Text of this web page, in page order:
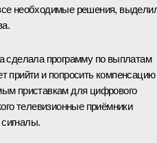
необходимые решения,
сделала программу по выплатам
прийти и попросить компенсацию
приставкам для цифрового
телевизионные приёмники